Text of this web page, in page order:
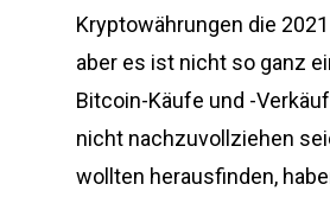
Kryptowährungen die
aber es ist nicht so ganz
Bitcoin-Käufe und -
nicht nachzuvollziehen
wollten herausfinden,